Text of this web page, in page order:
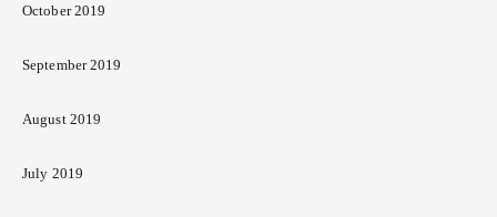
October 2019
September 2019
August 2019
July 2019